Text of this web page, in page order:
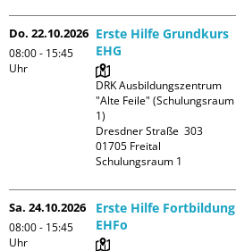
Do. 22.10.2026
08:00 - 15:45
Uhr
Erste Hilfe Grundkurs
EHG
DRK Ausbildungszentrum
"Alte Feile" (Schulungsraum
1)
Dresdner Straße  303
01705 Freital
Schulungsraum 1
Sa. 24.10.2026
08:00 - 15:45
Uhr
Erste Hilfe Fortbildung
EHFo